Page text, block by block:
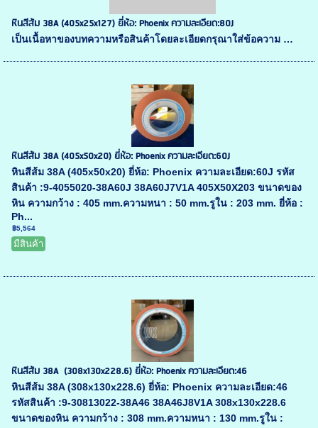
หินสีส้ม 38A (405x25x127) ยี่ห้อ: Phoenix ความละเอียด:80J
เป็นเนื้อหาของบทความหรือสินค้าโดยละเอียดกรุณาใส่ข้อความ …
หินสีส้ม 38A (405x50x20) ยี่ห้อ: Phoenix ความละเอียด:60J
หินสีส้ม 38A (405x50x20) ยี่ห้อ: Phoenix ความละเอียด:60J รหัส
สินค้า :9-4055020-38A60J 38A60J7V1A 405X50X203 ขนาดของ
หิน ความกว้าง : 405 mm.ความหนา : 50 mm.รูใน : 203 mm. ยี่ห้อ :
Ph...
฿5,564
มีสินค้า
หินสีส้ม 38A (308x130x228.6) ยี่ห้อ: Phoenix ความละเอียด:46
หินสีส้ม 38A (308x130x228.6) ยี่ห้อ: Phoenix ความละเอียด:46
รหัสสินค้า :9-30813022-38A46 38A46J8V1A 308x130x228.6
ขนาดของหิน ความกว้าง : 308 mm.ความหนา : 130 mm.รูใน :